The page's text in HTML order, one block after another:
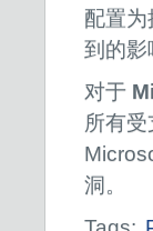
配置
到的影
对于
所有
洞。